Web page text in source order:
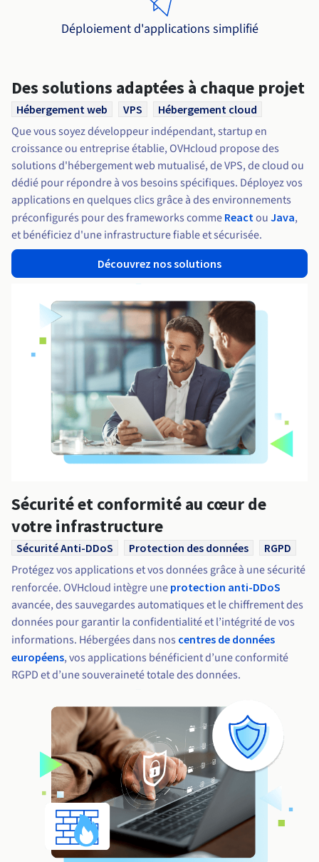
Disponibilités par régions
Roadmap & Changelog
Déploiement d'applications simplifié
Des solutions adaptées à chaque projet
Hébergement web VPS Hébergement cloud
Que vous soyez développeur indépendant, startup en
croissance ou entreprise établie, OVHcloud propose des
solutions d'hébergement web mutualisé, de VPS, de cloud ou
dédié pour répondre à vos besoins spécifiques. Déployez vos
applications en quelques clics grâce à des environnements
préconfigurés pour des frameworks comme Reactou Java,
et bénéficiez d'une infrastructure fiable et sécurisée.
Découvrez nos solutions
Sécurité et conformité au cœur de
votre infrastructure
Sécurité Anti-DDoS Protection des données RGPD
Protégez vos applications et vos données grâce à une sécurité
renforcée. OVHcloud intègre une protection anti-DDoS
avancée, des sauvegardes automatiques et le chiffrement des
données pour garantir la confidentialité et l’intégrité de vos
informations. Hébergées dans nos centres de données
européens, vos applications bénéficient d’une conformité
RGPD et d’une souveraineté totale des données.